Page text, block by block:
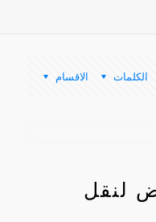
الاقسام الكلمات
لنقل